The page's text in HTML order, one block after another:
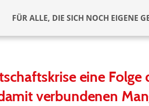
FÜR ALLE, DIE SICH NOCH EIGENE
eine Folge
verbundenen